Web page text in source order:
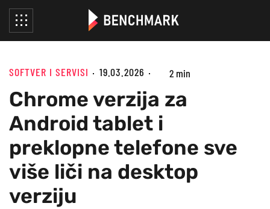
SOFTVER I SERVISI 19.03.2026 2 min
Chrome verzija za
Android tablet i
preklopne telefone sve
više liči na desktop
verziju